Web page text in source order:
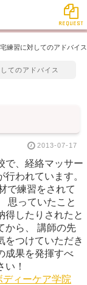
練習に対してのアドバイス
てのアドバイス
2013-07-17
で、経絡マッサー
われています。
で練習をされて
思っていたこと
得したりされたと
から、 講師の先
をつけていただき
成果を発揮すべ
！
ディーケア学院
REQUEST